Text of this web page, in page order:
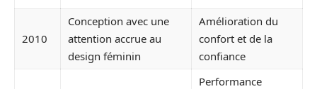
2010
Conception avec une
attention accrue au
design féminin
Amélioration du
confort et de la
confiance
Performance